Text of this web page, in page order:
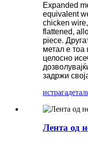
Expanded
equivalent
chicken
flattened,
piece.
метал е тоа
целосно
задржи
истрага
Лента од